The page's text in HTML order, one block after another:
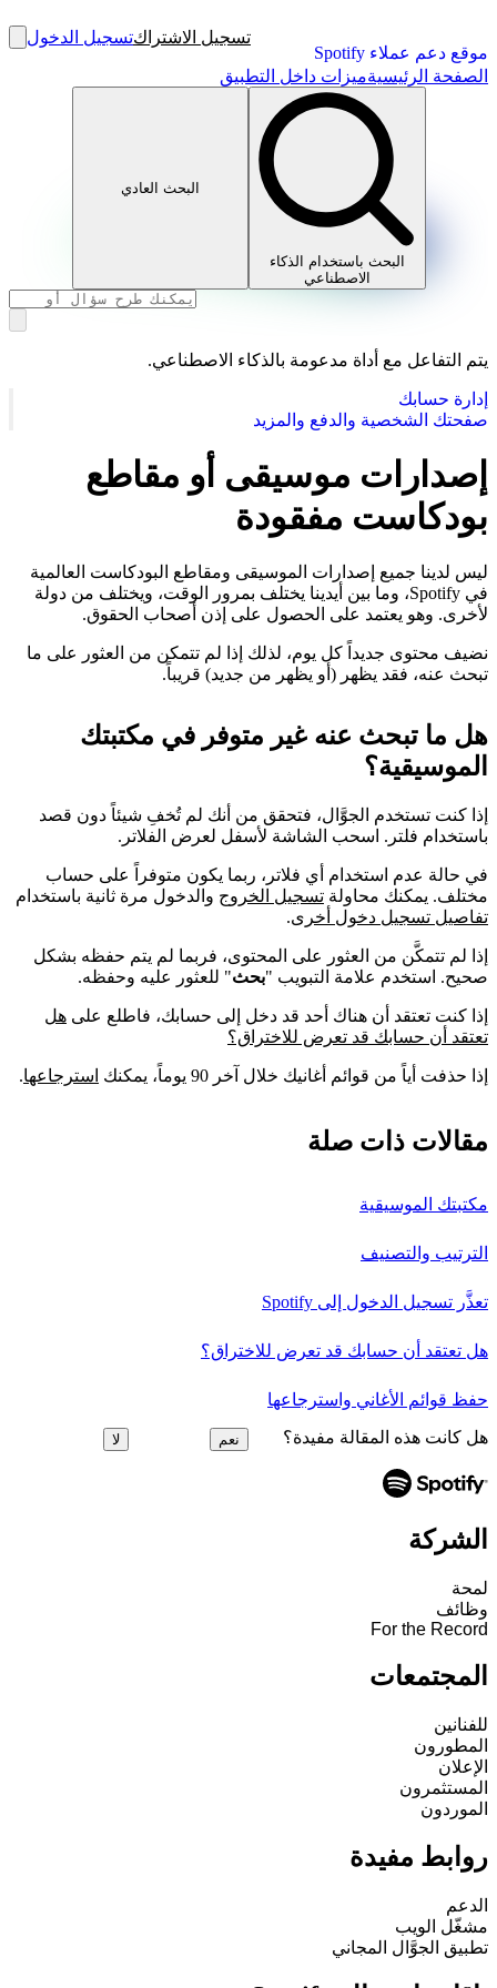
موقع دعم عملاء Spotify
تسجيل الاشتراكتسجيل الدخول
الصفحة الرئيسيةميزات داخل التطبيق
البحث باستخدام الذكاء
الاصطناعي
البحث العادي
يتم التفاعل مع أداة مدعومة بالذكاء الاصطناعي.
إدارة حسابك
صفحتك الشخصية والدفع والمزيد
إصدارات موسيقى أو مقاطع
بودكاست مفقودة
ليس لدينا جميع إصدارات الموسيقى ومقاطع البودكاست العالمية
في Spotify، وما بين أيدينا يختلف بمرور الوقت، ويختلف من دولة
لأخرى. وهو يعتمد على الحصول على إذن أصحاب الحقوق.
نضيف محتوى جديداً كل يوم، لذلك إذا لم تتمكن من العثور على ما
تبحث عنه، فقد يظهر (أو يظهر من جديد) قريباً.
هل ما تبحث عنه غير متوفر في مكتبتك
الموسيقية؟
إذا كنت تستخدم الجوَّال، فتحقق من أنك لم تُخفِ شيئاً دون قصد
باستخدام فلتر. اسحب الشاشة لأسفل لعرض الفلاتر.
في حالة عدم استخدام أي فلاتر، ربما يكون متوفراً على حساب
مختلف. يمكنك محاولة تسجيل الخروج والدخول مرة ثانية باستخدام
تفاصيل تسجيل دخول أخرى.
إذا لم تتمكَّن من العثور على المحتوى، فربما لم يتم حفظه بشكل
صحيح. استخدم علامة التبويب "بحث" للعثور عليه وحفظه.
إذا كنت تعتقد أن هناك أحد قد دخل إلى حسابك، فاطلع على هل
تعتقد أن حسابك قد تعرض للاختراق؟
إذا حذفت أياً من قوائم أغانيك خلال آخر 90 يوماً، يمكنك استرجاعها.
مقالات ذات صلة
مكتبتك الموسيقية
الترتيب والتصنيف
تعذَّر تسجيل الدخول إلى Spotify
هل تعتقد أن حسابك قد تعرض للاختراق؟
حفظ قوائم الأغاني واسترجاعها
هل كانت هذه المقالة مفيدة؟ نعم لا
الشركة
لمحة
وظائف
For the Record
المجتمعات
للفنانين
المطورون
الإعلان
المستثمرون
الموردون
روابط مفيدة
الدعم
مشغّل الويب
تطبيق الجوَّال المجاني